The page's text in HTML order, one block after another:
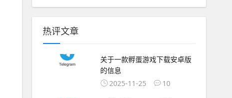
热评文章
关于一款孵蛋游戏下载安卓版
的信息
2025-11-25
10